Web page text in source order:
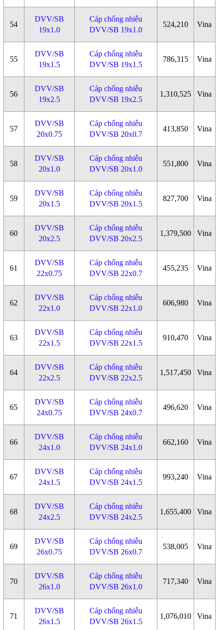
54
DVV/SB
19x1.0
Cáp chống nhiễu
DVV/SB 19x1.0
524,210 Vina
55
DVV/SB
19x1.5
Cáp chống nhiễu
DVV/SB 19x1.5
786,315 Vina
56
DVV/SB
19x2.5
Cáp chống nhiễu
DVV/SB 19x2.5
1,310,525 Vina
57
DVV/SB
20x0.75
Cáp chống nhiễu
DVV/SB 20x0.7
413,850 Vina
58
DVV/SB
20x1.0
Cáp chống nhiễu
DVV/SB 20x1.0
551,800 Vina
59
DVV/SB
20x1.5
Cáp chống nhiễu
DVV/SB 20x1.5
827,700 Vina
60
DVV/SB
20x2.5
Cáp chống nhiễu
DVV/SB 20x2.5
1,379,500 Vina
61
DVV/SB
22x0.75
Cáp chống nhiễu
DVV/SB 22x0.7
455,235 Vina
62
DVV/SB
22x1.0
Cáp chống nhiễu
DVV/SB 22x1.0
606,980 Vina
63
DVV/SB
22x1.5
Cáp chống nhiễu
DVV/SB 22x1.5
910,470 Vina
64
DVV/SB
22x2.5
Cáp chống nhiễu
DVV/SB 22x2.5
1,517,450 Vina
65
DVV/SB
24x0.75
Cáp chống nhiễu
DVV/SB 24x0.7
496,620 Vina
66
DVV/SB
24x1.0
Cáp chống nhiễu
DVV/SB 24x1.0
662,160 Vina
67
DVV/SB
24x1.5
Cáp chống nhiễu
DVV/SB 24x1.5
993,240 Vina
68
DVV/SB
24x2.5
Cáp chống nhiễu
DVV/SB 24x2.5
1,655,400 Vina
69
DVV/SB
26x0.75
Cáp chống nhiễu
DVV/SB 26x0.7
538,005 Vina
70
DVV/SB
26x1.0
Cáp chống nhiễu
DVV/SB 26x1.0
717,340 Vina
71
DVV/SB
26x1.5
Cáp chống nhiễu
DVV/SB 26x1.5
1,076,010 Vina